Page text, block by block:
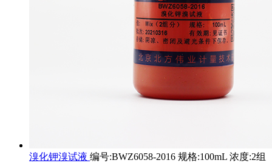
溴化钾溴试液 编号:BWZ6058-2016 规格:100mL 浓度:2组